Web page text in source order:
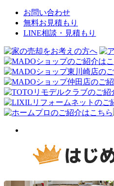
お問い合わせ
無料お見積もり
LINE相談・見積もり